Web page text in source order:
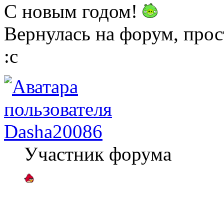
С новым годом!
Вернулась на форум,
:с
Dasha20086
Участник форума